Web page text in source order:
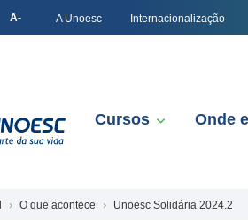
A- A Unoesc Internacionalização
Cursos Onde
O que acontece Unoesc Solidária 2024.2